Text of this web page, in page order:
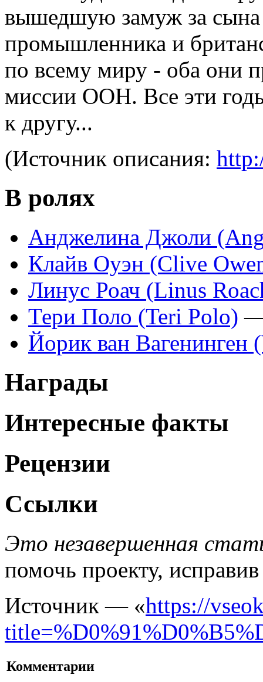
вышедшую замуж за сына
промышленника и
по всему миру - оба они
миссии ООН. Все эти
к другу...
(Источник описания:
В ролях
Анджелина Джоли
Клайв Оуэн (Clive
Линус Роач (Linus
Тери Поло (Teri Polo)
Йорик ван Вагенинген
Награды
Интересные факты
Рецензии
Ссылки
Это незавершенная
помочь проекту,
Источник — «https://
Комментарии